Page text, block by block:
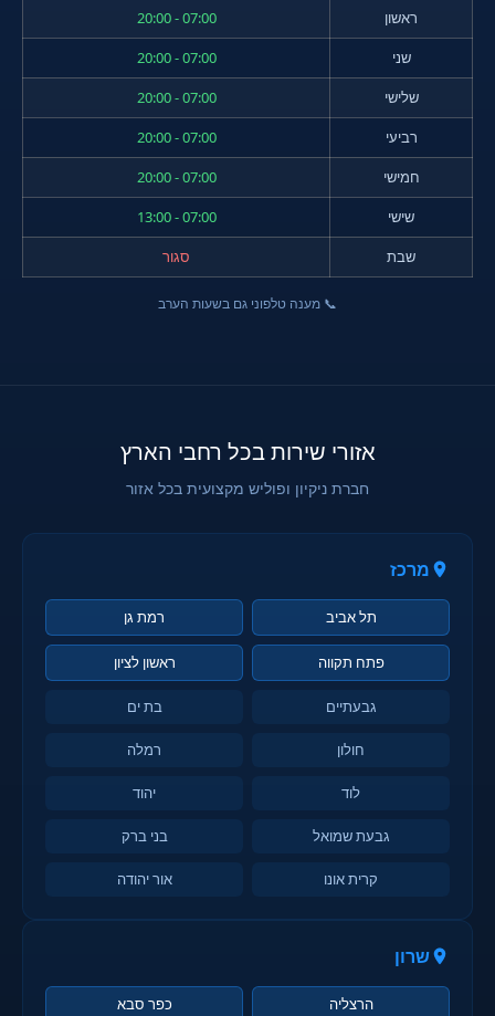
ראשון
07:00 - 20:00
שני
07:00 - 20:00
שלישי
07:00 - 20:00
רביעי
07:00 - 20:00
חמישי
07:00 - 20:00
שישי
07:00 - 13:00
שבת
סגור
📞 מענה טלפוני גם בשעות הערב
אזורי שירות בכל רחבי הארץ
חברת ניקיון ופוליש מקצועית בכל אזור
מרכז
תל אביב רמת גן
פתח תקווה ראשון לציון
גבעתיים בת ים
חולון רמלה
לוד יהוד
גבעת שמואל בני ברק
קרית אונו אור יהודה
שרון
הרצליה כפר סבא